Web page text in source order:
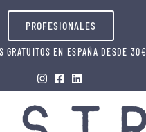
PROFESIONALES
GRATUITOS EN ESPAÑA DESDE 30€